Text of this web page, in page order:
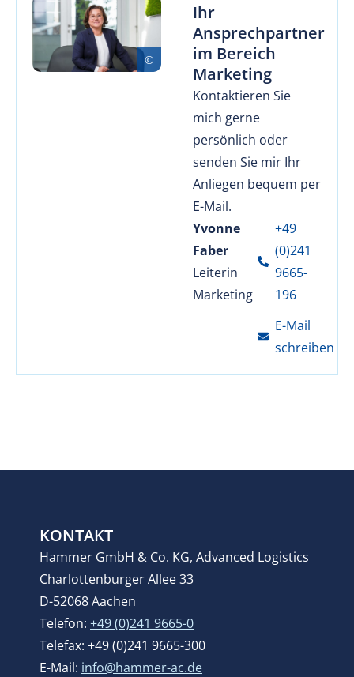
Ihr
Ansprechpartner
im Bereich
Marketing
Kontaktieren Sie
mich gerne
persönlich oder
senden Sie mir Ihr
Anliegen bequem per
E-Mail.
Yvonne
Faber
Leiterin
Marketing
+49
(0)241
9665-
196
E-Mail
schreiben
KONTAKT
Hammer GmbH & Co. KG, Advanced Logistics
Charlottenburger Allee 33
D-52068 Aachen
Telefon: +49 (0)241 9665-0
Telefax: +49 (0)241 9665-300
E-Mail: info@hammer-ac.de